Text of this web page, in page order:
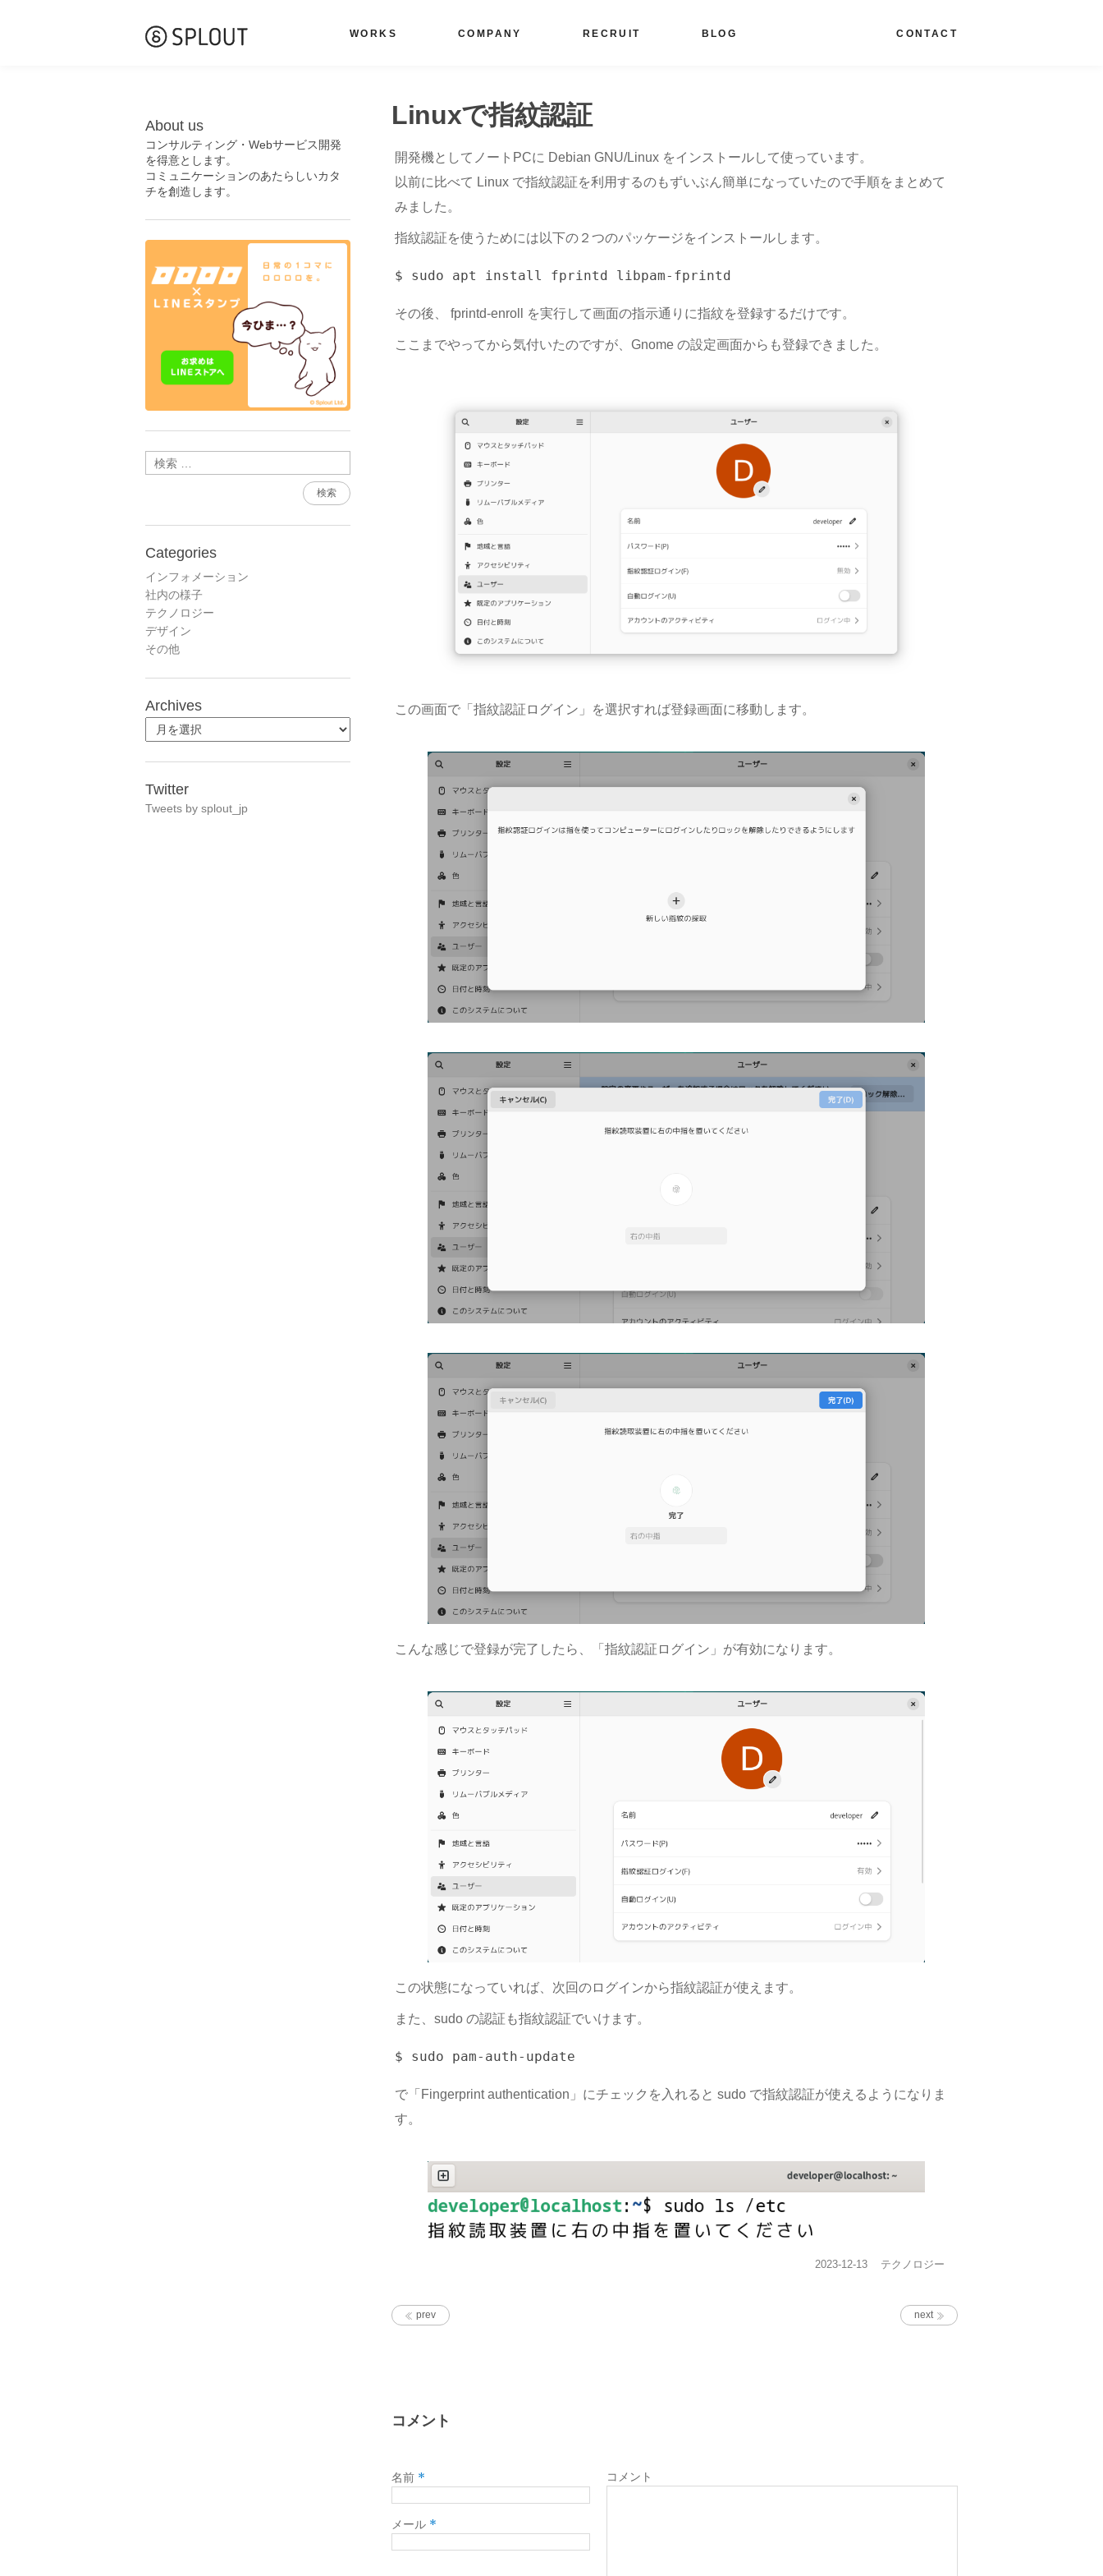
WORKS COMPANY RECRUIT BLOG CONTACT
Linuxで指紋認証
開発機としてノートPCに Debian GNU/Linux をインストールして使っています。
以前に比べて Linux で指紋認証を利用するのもずいぶん簡単になっていたので手順をまとめて
みました。
指紋認証を使うためには以下の２つのパッケージをインストールします。
その後、 fprintd-enroll を実行して画面の指示通りに指紋を登録するだけです。
ここまでやってから気付いたのですが、Gnome の設定画面からも登録できました。
この画面で「指紋認証ログイン」を選択すれば登録画面に移動します。
こんな感じで登録が完了したら、「指紋認証ログイン」が有効になります。
この状態になっていれば、次回のログインから指紋認証が使えます。
また、sudo の認証も指紋認証でいけます。
で「Fingerprint authentication」にチェックを入れると sudo で指紋認証が使えるようになりま
す。
投
2023-12-13
カ
テクノロジー
prev next
コメント
コメント
名前 *
メール *
About us
コンサルティング・Webサービス開発
を得意とします。
コミュニケーションのあたらしいカタ
チを創造します。
検索
Categories
インフォメーション
社内の様子
テクノロジー
デザイン
その他
Archives
Twitter
Tweets by splout_jp